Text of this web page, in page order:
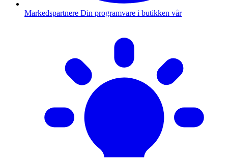
Markedspartnere Din programvare i butikken vår